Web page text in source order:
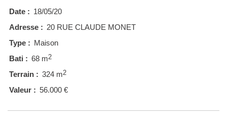
Date : 18/05/20
Adresse : 20 RUE CLAUDE MONET
Type : Maison
Bati : 68 m2
Terrain : 324 m2
Valeur : 56.000 €